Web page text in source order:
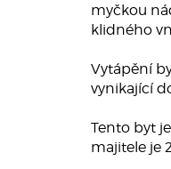
myčkou
klidného
Vytápění
vynikající
Tento byt
majitele je